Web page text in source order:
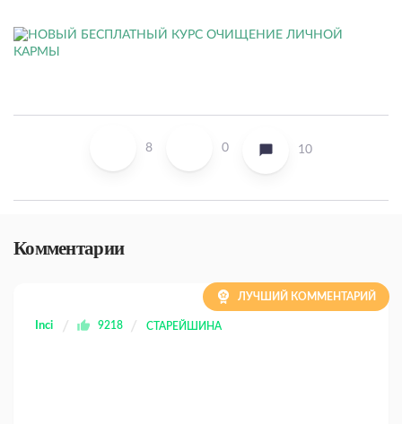
8 0 10
Комментарии
Inci 9218 СТАРЕЙШИНА
ЛУЧШИЙ КОММЕНТАРИЙ